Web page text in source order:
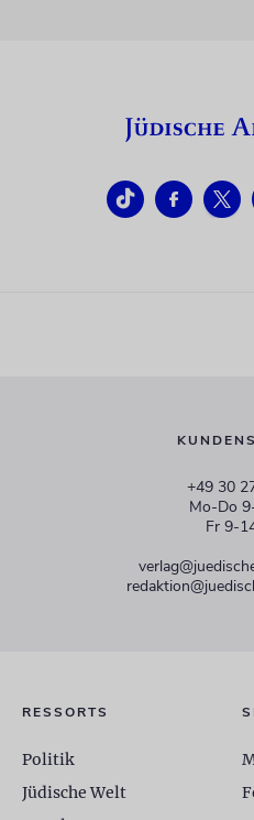
+49 30
Mo-Do
Fr 9-
RESSORTS
Politik
Jüdische Welt